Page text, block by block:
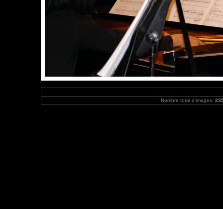
Nombre total d'images: